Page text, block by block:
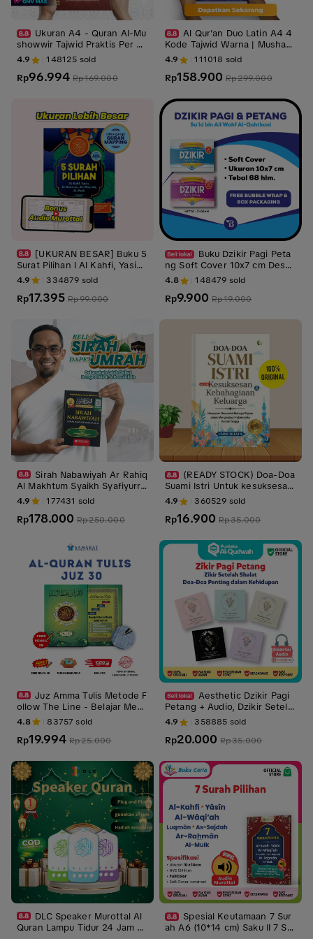
Ukuran A4 - Quran Al-Mu
showwir Tajwid Praktis Per Ka
ta Latin Terjemahan dengan
Ukuran Besar A4
4.9 148125 sold
Rp96.994 Rp169.000
[UKURAN BESAR] Buku 5
Surat Pilihan I Al Kahfi, Yasin,
Al Mulk, Ar Rahman, Al Waqia
h Dilengkapi Quran Mapping
Original Penerbit
4.9 334879 sold
Rp17.395 Rp99.000
Sirah Nabawiyah Ar Rahiq
Al Makhtum Syaikh Syafiyurra
hman Al-Mubarakfuri - Kisah
Lengkap Perjalanan Hidup Ra
sulullah
4.9 177431 sold
Rp178.000 Rp250.000
Juz Amma Tulis Metode F
ollow The Line - Belajar Menu
lis Al Qur'an Juz 30 FREE PEN
4.8 83757 sold
Rp19.994 Rp25.000
DLC Speaker Murottal Al
Quran Lampu Tidur 24 Jam Q
Al Qur'an Duo Latin A4 4
Kode Tajwid Warna | Mushaf
Besar Mudah Dibaca cocok u
ntuk pemula
4.9 111018 sold
Rp158.900 Rp299.000
Buku Dzikir Pagi Peta
ng Soft Cover 10x7 cm Desai
n Premium Elegan Cocok unt
uk Hadiah Dilengkapi Dzikir S
etelah Shalat
4.8 148479 sold
Rp9.900 Rp19.000
(READY STOCK) Doa-Doa
Suami Istri Untuk kesuksesan
& Kebahagiaan Keluarga - Bu
ku Agama Islam - Buku Doa d
an Dzikir
4.9 360529 sold
Rp16.900 Rp35.000
Aesthetic Dzikir Pagi
Petang + Audio, Dzikir Setela
h Shalat dan Doa-Doa Pentin
g Dilengkapi dengan Audio ||
Dzikir pagi petang mini travel
4.9 358885 sold
Rp20.000 Rp35.000
Spesial Keutamaan 7 Sur
ah A6 (10*14 cm) Saku II 7 Sur